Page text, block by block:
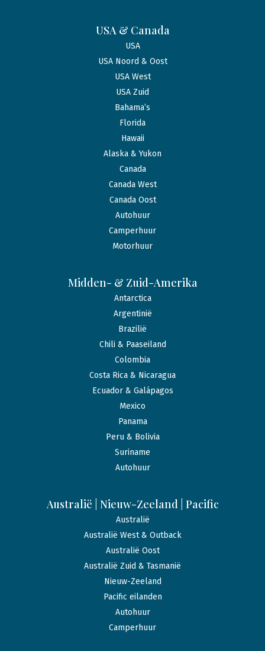
USA & Canada
USA
USA Noord & Oost
USA West
USA Zuid
Bahama’s
Florida
Hawaii
Alaska & Yukon
Canada
Canada West
Canada Oost
Autohuur
Camperhuur
Motorhuur
Midden- & Zuid-Amerika
Antarctica
Argentinië
Brazilië
Chili & Paaseiland
Colombia
Costa Rica & Nicaragua
Ecuador & Galápagos
Mexico
Panama
Peru & Bolivia
Suriname
Autohuur
Australië | Nieuw-Zeeland | Pacific
Australië
Australië West & Outback
Australië Oost
Australië Zuid & Tasmanië
Nieuw-Zeeland
Pacific eilanden
Autohuur
Camperhuur